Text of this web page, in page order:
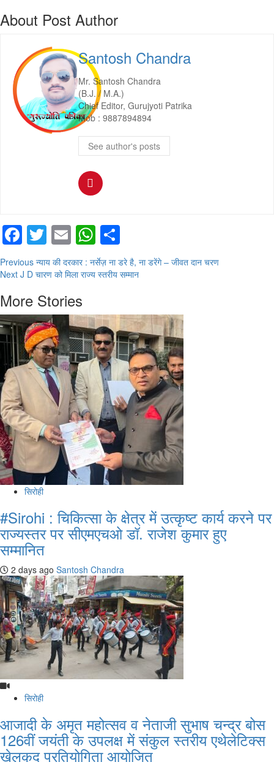
About Post Author
Santosh Chandra
Mr. Santosh Chandra
(B.J. / M.A.)
Chief Editor, Gurujyoti Patrika
Mob : 9887894894
See author's posts
Facebook
Twitter
EmailWhatsApp
Continue
Reading
Previous न्याय की दरकार : नर्सेज़ ना डरे है, ना डरेंगे – जीवत दान चरण
Next J D चारण को मिला राज्य स्तरीय सम्मान
More Stories
सिरोही
#Sirohi : चिकित्सा के क्षेत्र में उत्कृष्ट कार्य करने पर
राज्यस्तर पर सीएमएचओ डॉ. राजेश कुमार हुए
सम्मानित
2 days ago Santosh Chandra
सिरोही
आजादी के अमृत महोत्सव व नेताजी सुभाष चन्द्र बोस
126वीं जयंती के उपलक्ष में संकुल स्तरीय एथेलेटिक्स
खेलकूद प्रतियोगिता आयोजित